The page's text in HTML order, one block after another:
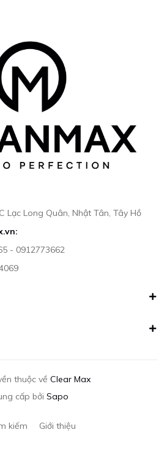
Lạc Long Quân, Nhật Tân, Tây Hồ
- 0912773662
thuộc về Clear Max
cấp bởi Sapo
kiếm Giới thiệu